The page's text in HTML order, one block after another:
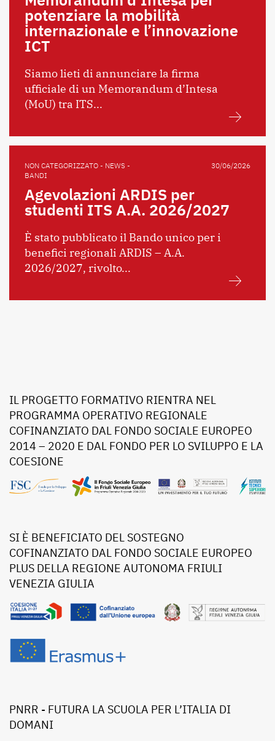
potenziare la mobilità
internazionale e l’innovazione
ICT
Siamo lieti di annunciare la firma
ufficiale di un Memorandum d’Intesa
(MoU) tra ITS...
NON CATEGORIZZATO - NEWS -
BANDI
30/06/2026
Agevolazioni ARDIS per
studenti ITS A.A. 2026/2027
È stato pubblicato il Bando unico per i
benefici regionali ARDIS – A.A.
2026/2027, rivolto...
IL PROGETTO FORMATIVO RIENTRA NEL
PROGRAMMA OPERATIVO REGIONALE
COFINANZIATO DAL FONDO SOCIALE EUROPEO
2014 – 2020 E DAL FONDO PER LO SVILUPPO E LA
COESIONE
SI È BENEFICIATO DEL SOSTEGNO
COFINANZIATO DAL FONDO SOCIALE EUROPEO
PLUS DELLA REGIONE AUTONOMA FRIULI
VENEZIA GIULIA
PNRR - FUTURA LA SCUOLA PER L’ITALIA DI
DOMANI